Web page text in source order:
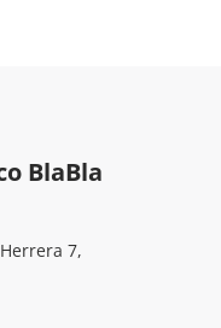
BlaBla
7,